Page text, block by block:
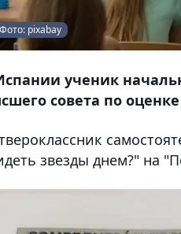
Фото: pixabay
ученик
совета по
звезды днем?" на